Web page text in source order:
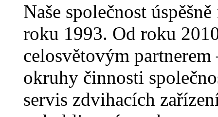
Naše společnost
roku 1993. Od roku
celosvětovým
okruhy činnosti
servis zdvihacích